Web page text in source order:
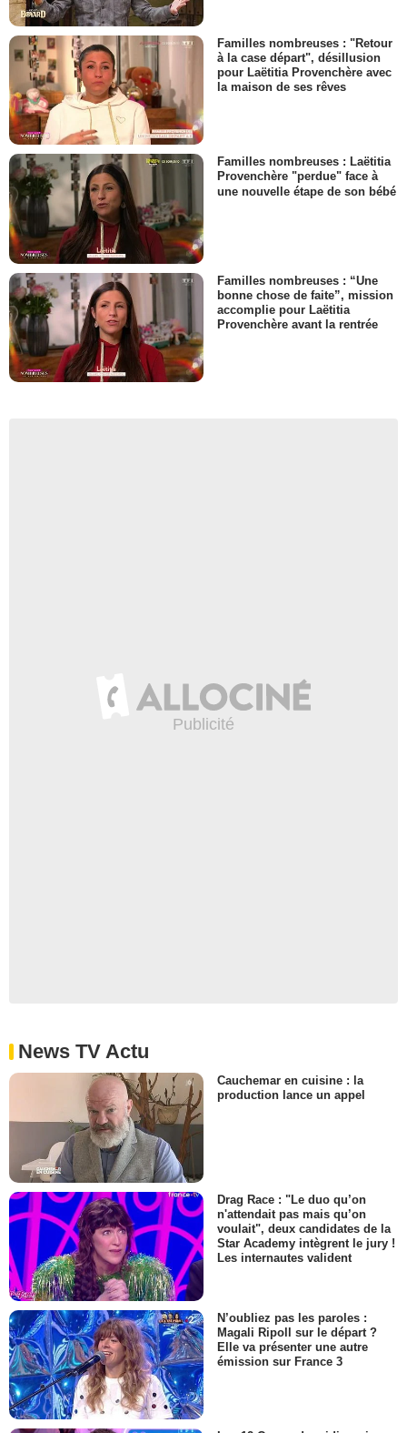
Familles nombreuses : "Retour
à la case départ", désillusion
pour Laëtitia Provenchère avec
la maison de ses rêves
Familles nombreuses : Laëtitia
Provenchère "perdue" face à
une nouvelle étape de son bébé
Familles nombreuses : “Une
bonne chose de faite”, mission
accomplie pour Laëtitia
Provenchère avant la rentrée
News TV Actu
Cauchemar en cuisine : la
production lance un appel
Drag Race : "Le duo qu’on
n'attendait pas mais qu’on
voulait", deux candidates de la
Star Academy intègrent le jury !
Les internautes valident
N’oubliez pas les paroles :
Magali Ripoll sur le départ ?
Elle va présenter une autre
émission sur France 3